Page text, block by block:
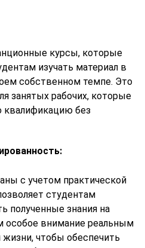
курсы, которые
изучать материал в
собственном темпе. Это
занятых рабочих, которые
без
с учетом практической
студентам
полученные знания на
особое внимание реальным
жизни, чтобы обеспечить